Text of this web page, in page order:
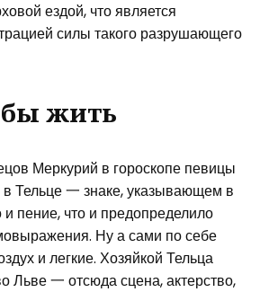
ездой, что является
силы такого разрушающего
жить
Меркурий в гороскопе певицы
Тельце 一 знаке, указывающем в
и пение, что и предопределило
Ну а сами по себе
и легкие. Хозяйкой Тельца
Льве 一 отсюда сцена, актерство,